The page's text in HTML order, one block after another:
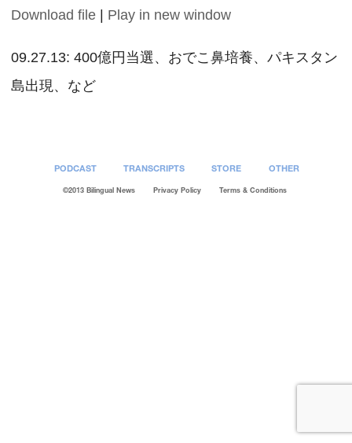
SHARE
LINK
EMBED
Download file Play in new window
09.27.13: 400億円当選、おでこ鼻培養、パキスタン
島出現、など
PODCAST TRANSCRIPTS STORE OTHER
©2013 Bilingual News Privacy Policy Terms & Conditions